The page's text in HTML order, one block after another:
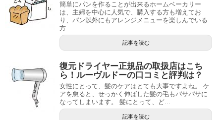
簡単にパンを作ることが出来るホームベーカリー
は、主婦を中心に人気で、購入する方も増えてお
り、パン以外にもアレンジメニューを楽しんでいる
方...
記事を読む
復元ドライヤー正規品の取扱店はこち
ら！ルーヴルドーの口コミと評判は？
女性にとって、髪のケアはとても大事ですよね。 ケ
アを怠ると、せっかく伸ばした髪の毛もパサパサに
なってしまいます。 髪にとって、ど...
記事を読む